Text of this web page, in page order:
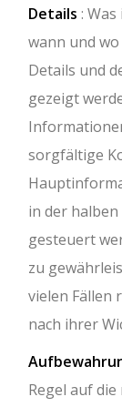
Details :
wann und
Details und
gezeigt
sorgfältige
in der
gesteuert
zu
vielen Fällen
nach ihrer
Regel auf